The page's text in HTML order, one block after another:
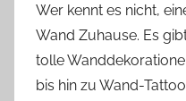
Wer kennt es nicht,
Wand Zuhause. Es
tolle
bis hin zu Wand-